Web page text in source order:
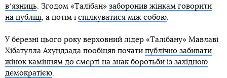
вʼязниць. Згодом «Талібан» заборонив жінкам говорити
на публіці, а потім і спілкуватися між собою.
У березні цього року верховний лідер «Талібану» Мавлаві
Хібатулла Ахундзада пообіцяв почати публічно забивати
жінок камінням до смерті на знак боротьби із західною
демократією.